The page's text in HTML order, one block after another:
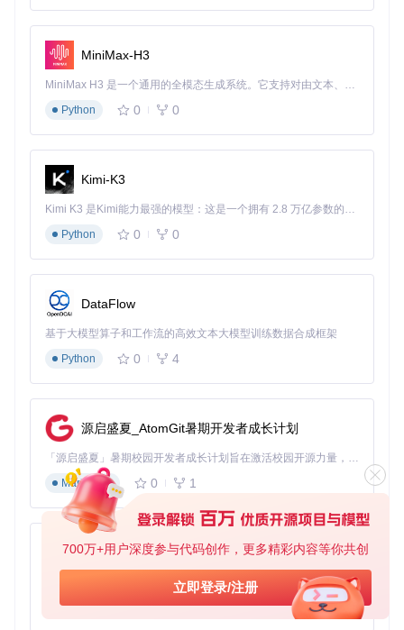
700万+用户深度参与代码创作，更多精彩内容等你共创
立即登录/注册
安置传送门
将生成的Arctium WoW Launcher.exe
界游戏目录
🔒 安全连接设置指南：艾泽拉斯生存准则
基础防护魔法
的连接穿上魔法铠甲
配置文件防护
户，避免直接在启动器中输入敏感信息
务器规则
切勿在官方服务器上使用第三方工具，以免账号被封禁
始终从官方渠道获取工具更新，警惕恶意修改版本
进阶安全技巧
--staticseed
全性
定期备份你的配置文件，就像制作灵魂石保存你的冒险进度
了解服务器的安全等级，选择信誉良好的私服进行游戏
：创建专用的游戏账号用于私服登录，与官方账号
区分开来，进一步保护你的游戏资产。
MiniMax-H3
MiniMax H3 是一个通用的全模态生成系统。它支持对由文本、图像、视频和音频组成的多模态上下文进行统一理解，并能生成分辨率高达 2K、时长可达 15 秒的带原生立体声音频的视频。得益于面向任务泛化的系统设计，H3 在预训练阶段就已具备广泛的多模态上下文理解与生成能力，能够出色地执行复杂的多模态指令。
Python
0 0
Kimi-K3
Kimi K3 是Kimi能力最强的模型：这是一个拥有 2.8 万亿参数的混合专家（MoE）模型，具备原生视觉理解能力，并支持 100 万 token 的上下文窗口。
Python
0 0
DataFlow
基于大模型算子和工作流的高效文本大模型训练数据合成框架
Python
0 4
源启盛夏_AtomGit暑期开发者成长计划
「源启盛夏」暑期校园开发者成长计划旨在激活校园开源力量，通过积分激励、认证扶持、资源倾斜等形式，引导高校组织和开发者完成「入驻 — 建项目 — 做贡献 — 获认证 — 得资源」的完整闭环。无论你是想带领社团入驻平台的组织者，还是希望用代码贡献证明自己的开发者，都能在这里找到属于你的成长路径。
Markdown
0 1
py-xiaozhi
基于Python的Xiaozhi AI，适用于想要完整Xiaozhi体验而无需拥有专用硬件的用户。
Python
0 1